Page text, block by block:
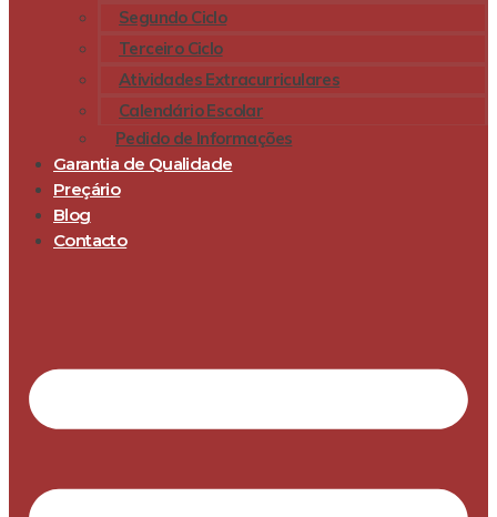
Segundo Ciclo
Terceiro Ciclo
Atividades Extracurriculares
Calendário Escolar
Pedido de Informações
Garantia de Qualidade
Preçário
Blog
Contacto